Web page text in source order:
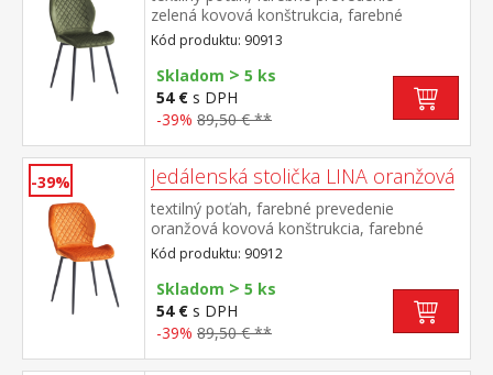
zelená kovová konštrukcia, farebné
prevedenie čierna výška sedu 50
cm odporúčaná nosnosť do 120 kg
Kód produktu: 90913
Skladom > 5 ks
54 € s DPH
-39% 89,50 € **
-39% Jedálenská stolička LINA oranžová
textilný poťah, farebné prevedenie
oranžová kovová konštrukcia, farebné
prevedenie čierna výška sedu 50
cm odporúčaná nosnosť do 120 kg
Kód produktu: 90912
Skladom > 5 ks
54 € s DPH
-39% 89,50 € **